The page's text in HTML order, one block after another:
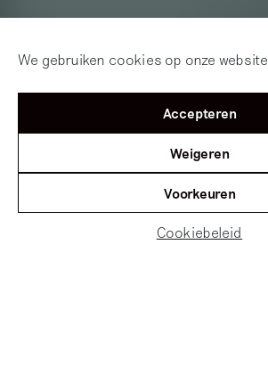
We gebruiken cookies op onze website
Accepteren
Weigeren
Voorkeuren
Cookiebeleid